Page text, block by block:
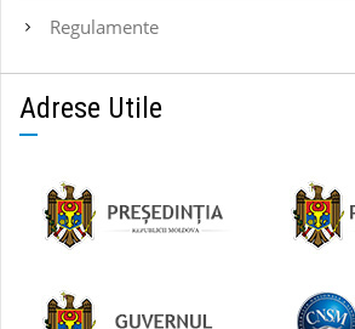
Regulamente
Adrese Utile